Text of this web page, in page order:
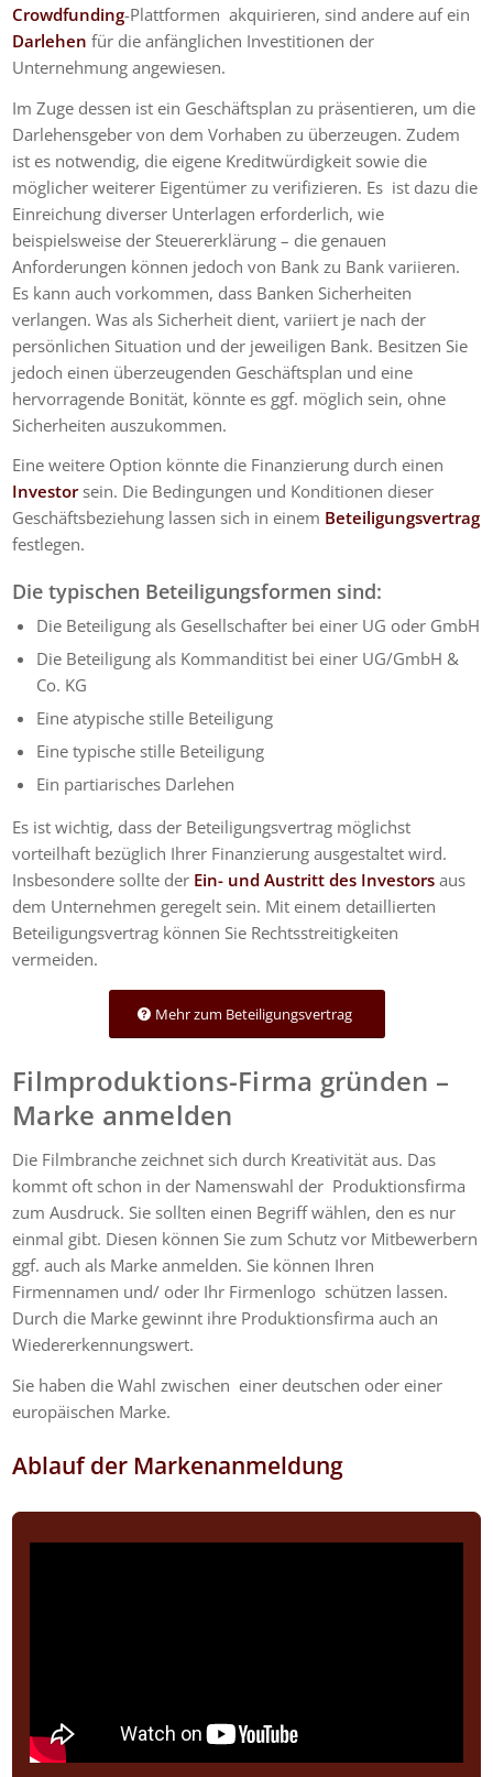
Crowdfunding-Plattformen akquirieren, sind andere auf ein
Darlehen für die anfänglichen Investitionen der
Unternehmung angewiesen.
Im Zuge dessen ist ein Geschäftsplan zu präsentieren, um die
Darlehensgeber von dem Vorhaben zu überzeugen. Zudem
ist es notwendig, die eigene Kreditwürdigkeit sowie die
möglicher weiterer Eigentümer zu verifizieren. Es ist dazu die
Einreichung diverser Unterlagen erforderlich, wie
beispielsweise der Steuererklärung – die genauen
Anforderungen können jedoch von Bank zu Bank variieren.
Es kann auch vorkommen, dass Banken Sicherheiten
verlangen. Was als Sicherheit dient, variiert je nach der
persönlichen Situation und der jeweiligen Bank. Besitzen Sie
jedoch einen überzeugenden Geschäftsplan und eine
hervorragende Bonität, könnte es ggf. möglich sein, ohne
Sicherheiten auszukommen.
Eine weitere Option könnte die Finanzierung durch einen
Investorsein. Die Bedingungen und Konditionen dieser
Geschäftsbeziehung lassen sich in einem Beteiligungsvertrag
festlegen.
Die typischen Beteiligungsformen sind:
Die Beteiligung als Gesellschafter bei einer UG oder GmbH
Die Beteiligung als Kommanditist bei einer UG/GmbH &
Co. KG
Eine atypische stille Beteiligung
Eine typische stille Beteiligung
Ein partiarisches Darlehen
Es ist wichtig, dass der Beteiligungsvertrag möglichst
vorteilhaft bezüglich Ihrer Finanzierung ausgestaltet wird.
Insbesondere sollte der Ein- und Austritt des Investors aus
dem Unternehmen geregelt sein. Mit einem detaillierten
Beteiligungsvertrag können Sie Rechtsstreitigkeiten
vermeiden.
Mehr zum Beteiligungsvertrag
Filmproduktions-Firma gründen –
Marke anmelden
Die Filmbranche zeichnet sich durch Kreativität aus. Das
kommt oft schon in der Namenswahl der Produktionsfirma
zum Ausdruck. Sie sollten einen Begriff wählen, den es nur
einmal gibt. Diesen können Sie zum Schutz vor Mitbewerbern
ggf. auch als Marke anmelden. Sie können Ihren
Firmennamen und/ oder Ihr Firmenlogo schützen lassen.
Durch die Marke gewinnt ihre Produktionsfirma auch an
Wiedererkennungswert.
Sie haben die Wahl zwischen einer deutschen oder einer
europäischen Marke.
Ablauf der Markenanmeldung